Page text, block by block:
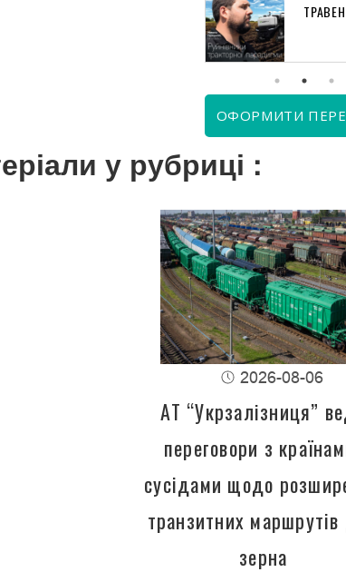
ОФОРМИТИ
у рубриці :
2026-08-06
АТ “Укрзалізниця”
переговори з
сусідами щодо
транзитних
зерна